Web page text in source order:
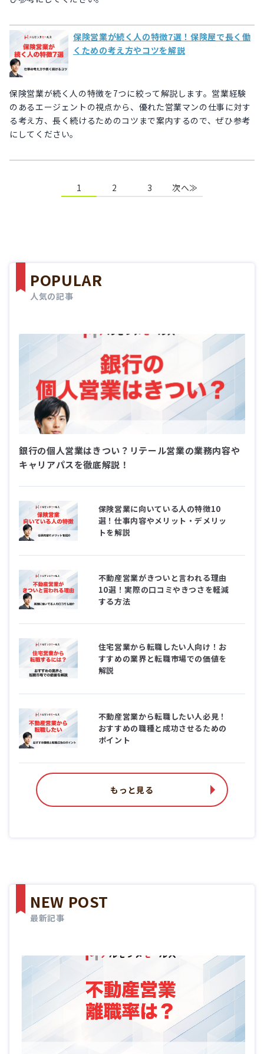
保険営業が続く人の特徴7選！保険屋で長く働
くための考え方やコツを解説
保険営業が続く人の特徴を7つに絞って解説します。営業経験
のあるエージェントの視点から、優れた営業マンの仕事に対す
る考え方、長く続けるためのコツまで案内するので、ぜひ参考
にしてください。
1 2 3 次へ≫
POPULAR
銀行の個人営業はきつい？リテール営業の業務内容や
キャリアパスを徹底解説！
保険営業に向いている人の特徴10
選！仕事内容やメリット・デメリッ
トを解説
不動産営業がきついと言われる理由
10選！実際の口コミやきつさを軽減
する方法
住宅営業から転職したい人向け！お
すすめの業界と転職市場での価値を
解説
不動産営業から転職したい人必見！
おすすめの職種と成功させるための
ポイント
もっと見る
NEW POST